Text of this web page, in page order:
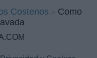
Costenos
Como